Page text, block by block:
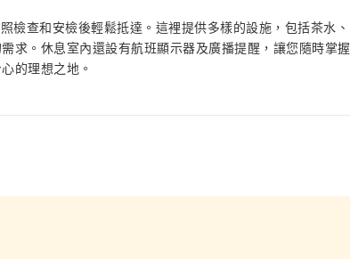
查和安檢後輕鬆抵達。這裡提供多樣的設施，包括茶水、
求。休息室內還設有航班顯示器及廣播提醒，讓您隨時掌握
的理想之地。